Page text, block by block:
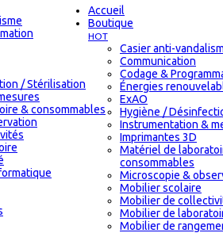
Accueil
Boutique
HOT
Casier anti-
Communication
Codage &
Énergies
ExAO
Hygiène /
Instrumentation &
Imprimantes 3D
Matériel de
consommables
Microscopie &
Mobilier scolaire
Mobilier de
Mobilier de
Mobilier de
/ Stérilisation
& consommables